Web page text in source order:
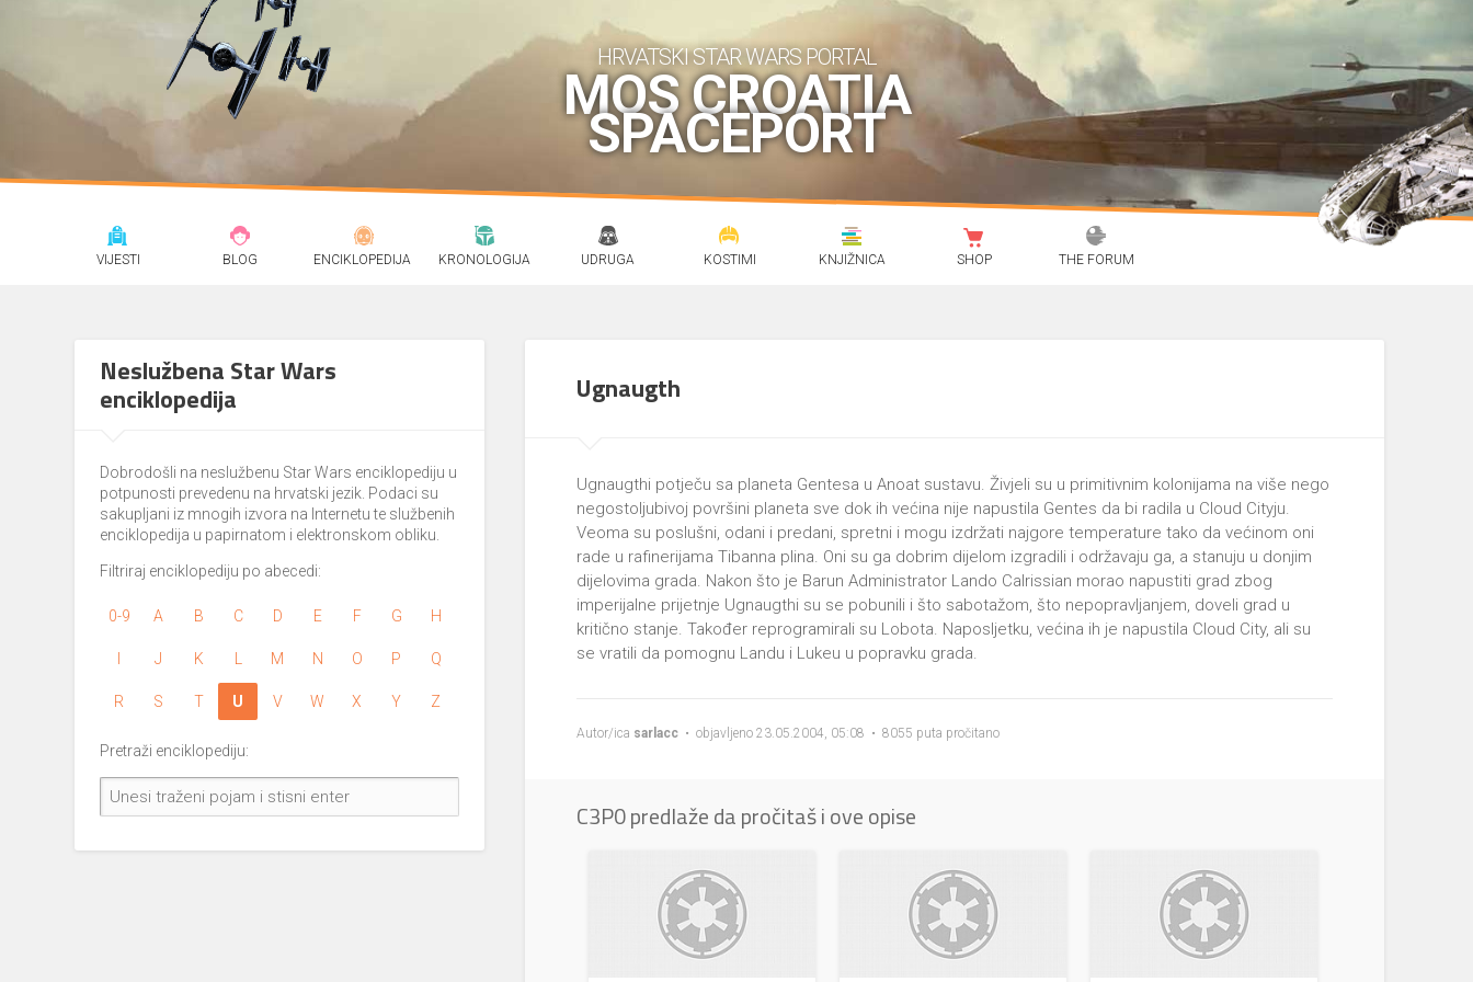
HRVATSKI STAR WARS PORTAL
MOS CROATIA
SPACEPORT
VIJESTI BLOG ENCIKLOPEDIJA KRONOLOGIJA UDRUGA KOSTIMI KNJIŽNICA SHOP THE FORUM
Neslužbena Star Wars
enciklopedija
Dobrodošli na neslužbenu Star Wars enciklopediju u
potpunosti prevedenu na hrvatski jezik. Podaci su
sakupljani iz mnogih izvora na Internetu te službenih
enciklopedija u papirnatom i elektronskom obliku.
Filtriraj enciklopediju po abecedi:
0-9 A B C D E F G H
J K M N O P Q
R S T U V W X Y Z
Pretraži enciklopediju:
Ugnaugth
Ugnaugthi potječu sa planeta Gentesa u Anoat sustavu. Živjeli su u primitivnim kolonijama na više nego
negostoljubivoj površini planeta sve dok ih većina nije napustila Gentes da bi radila u Cloud Cityju.
Veoma su poslušni, odani i predani, spretni i mogu izdržati najgore temperature tako da većinom oni
rade u rafinerijama Tibanna plina. Oni su ga dobrim dijelom izgradili i održavaju ga, a stanuju u donjim
dijelovima grada. Nakon što je Barun Administrator Lando Calrissian morao napustiti grad zbog
imperijalne prijetnje Ugnaugthi su se pobunili i što sabotažom, što nepopravljanjem, doveli grad u
kritično stanje. Također reprogramirali su Lobota. Naposljetku, većina ih je napustila Cloud City, ali su
se vratili da pomognu Landu i Lukeu u popravku grada.
Autor/ica sarlacc • objavljeno 23.05.2004, 05:08 • 8055 puta pročitano
C3P0 predlaže da pročitaš i ove opise